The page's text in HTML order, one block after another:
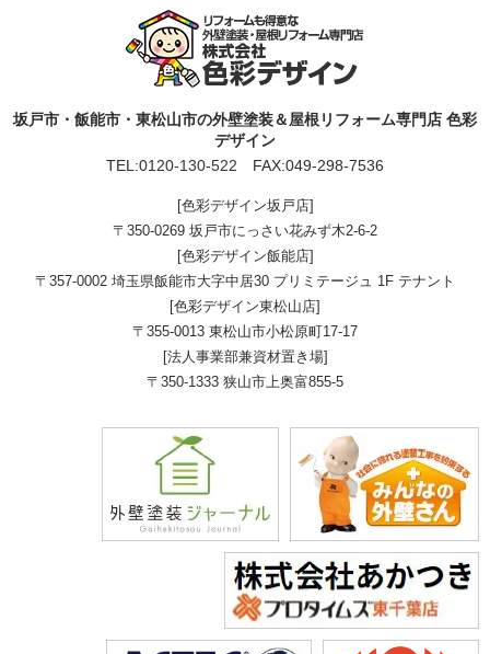
坂戸市・飯能市・東松山市の外壁塗装＆屋根リフォーム専門店 色彩
デザイン
TEL:0120-130-522 FAX:049-298-7536
[色彩デザイン坂戸店]
〒350-0269 坂戸市にっさい花みず木2-6-2
[色彩デザイン飯能店]
〒357-0002 埼玉県飯能市大字中居30 プリミテージュ 1F テナント
[色彩デザイン東松山店]
〒355-0013 東松山市小松原町17-17
[法人事業部兼資材置き場]
〒350-1333 狭山市上奥富855-5